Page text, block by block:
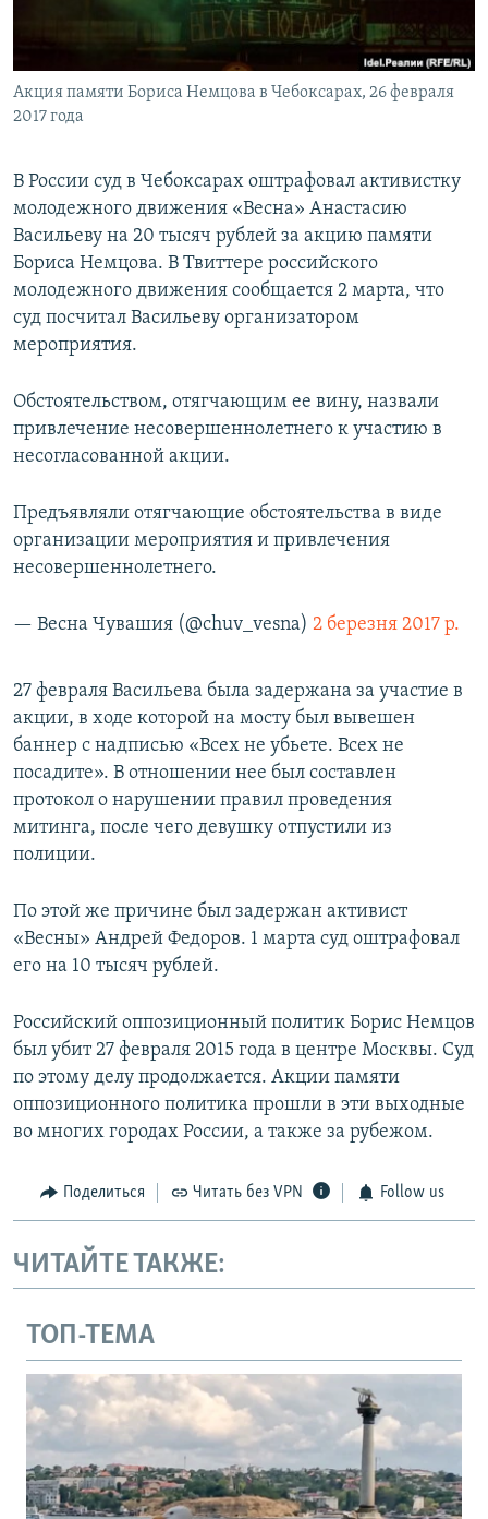
ПОБЕДИТЕЛЕЙ НЕ СУДЯТ?
ELIFBE
ПРИСОЕДИНЯЙТЕСЬ!
Все сайты RFE/RL
Акция памяти Бориса Немцова в Чебоксарах, 26 февраля
2017 года
В России суд в Чебоксарах оштрафовал активистку
молодежного движения «Весна» Анастасию
Васильеву на 20 тысяч рублей за акцию памяти
Бориса Немцова. В Твиттере российского
молодежного движения сообщается 2 марта, что
суд посчитал Васильеву организатором
мероприятия.
Обстоятельством, отягчающим ее вину, назвали
привлечение несовершеннолетнего к участию в
несогласованной акции.
Предъявляли отягчающие обстоятельства в виде
организации мероприятия и привлечения
несовершеннолетнего.
— Весна Чувашия (@chuv_vesna) 2 березня 2017 р.
27 февраля Васильева была задержана за участие в
акции, в ходе которой на мосту был вывешен
баннер с надписью «Всех не убьете. Всех не
посадите». В отношении нее был составлен
протокол о нарушении правил проведения
митинга, после чего девушку отпустили из
полиции.
По этой же причине был задержан активист
«Весны» Андрей Федоров. 1 марта суд оштрафовал
его на 10 тысяч рублей.
Российский оппозиционный политик Борис Немцов
был убит 27 февраля 2015 года в центре Москвы. Суд
по этому делу продолжается. Акции памяти
оппозиционного политика прошли в эти выходные
во многих городах России, а также за рубежом.
Поделиться Читать без VPN Follow us
ЧИТАЙТЕ ТАКЖЕ:
ТОП-ТЕМА